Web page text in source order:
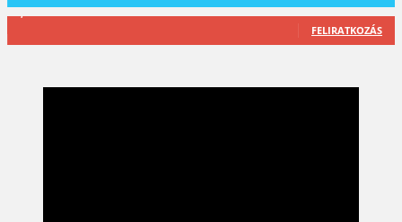
2,589 Feliratkozó
FELIRATKOZÁS